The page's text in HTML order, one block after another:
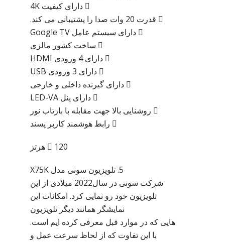
 دارای کیفیت 4K
 قدرت 20 وات صدا را پشتیبانی می کند.
 دارای سیستم عامل Google TV
 ساخت کشور مالزی
 دارای 4 ورودی HDMI
 دارای 3 ورودی USB
 دارای گیرنده داخلی و خارجی
 دارای پنل LED-VA
 روشنایی بالا جهت مقابله با بازتاب نور
 رابط هوشمند کاربر پسند
 120 هرتز
5. تلویزیون سونی مدل X75K
شرکت سونی در سال2022 میلادی از این
تلویزیون خود رو نمایی کرد. امکانات این
نمایشگر همانند دیگر تلویزیون
هایی که در موارد قبل معرفی کرده ایم است.
با این تفاوت که از لحاظ سرعت عمل و